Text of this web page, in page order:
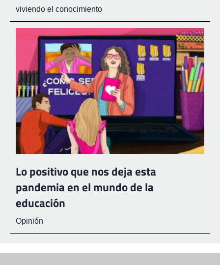
viviendo el conocimiento
Lo positivo que nos deja esta
pandemia en el mundo de la
educación
Opinión